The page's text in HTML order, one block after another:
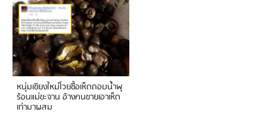
หนุ่มเชียงใหม่โวยซื้อเห็ดถอบน้ำพุ
ร้อนแม่ขะจาน อ้างคนขายเอาเห็ด
เก่ามาผสม